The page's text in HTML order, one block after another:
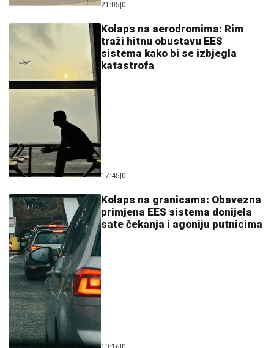
21:05 0
Kolaps na aerodromima: Rim
traži hitnu obustavu EES
sistema kako bi se izbjegla
katastrofa
17:45 0
Kolaps na granicama: Obavezna
primjena EES sistema donijela
sate čekanja i agoniju putnicima